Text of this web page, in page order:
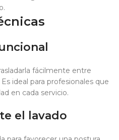
fácilmente entre
ideal para profesionales que
en cada servicio.
el lavado